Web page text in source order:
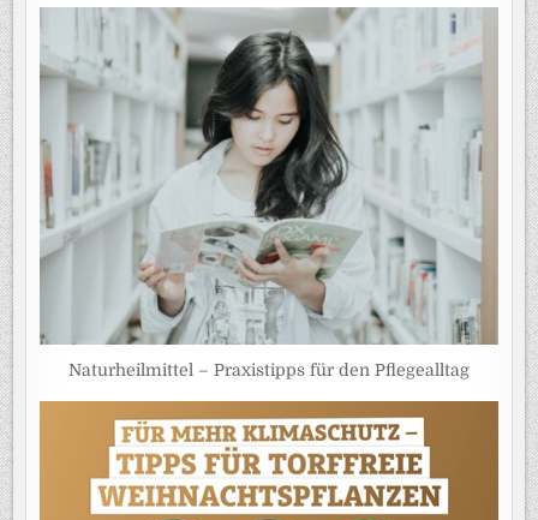
Naturheilmittel – Praxistipps für den Pflegealltag